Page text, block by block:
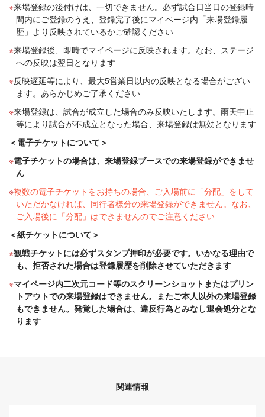
来場登録の後付けは、一切できません。必ず試合日当日の登録時
間内にご登録のうえ、登録完了後にマイページ内「来場登録履
歴」より反映されているかご確認ください
来場登録後、即時でマイページに反映されます。なお、ステージ
への反映は翌日となります
反映遅延等により、最大5営業日以内の反映となる場合がござい
ます。あらかじめご了承ください
来場登録は、試合が成立した場合のみ反映いたします。雨天中止
等により試合が不成立となった場合、来場登録は無効となります
＜電子チケットについて＞
電子チケットの場合は、来場登録ブースでの来場登録ができませ
ん
複数の電子チケットをお持ちの場合、ご入場前に「分配」をして
いただかなければ、同行者様分の来場登録ができません。なお、
ご入場後に「分配」はできませんのでご注意ください
＜紙チケットについて＞
観戦チケットには必ずスタンプ押印が必要です。いかなる理由で
も、拒否された場合は登録履歴を削除させていただきます
マイページ内二次元コード等のスクリーンショットまたはプリン
トアウトでの来場登録はできません。またご本人以外の来場登録
もできません。発覚した場合は、違反行為とみなし退会処分とな
ります
関連情報